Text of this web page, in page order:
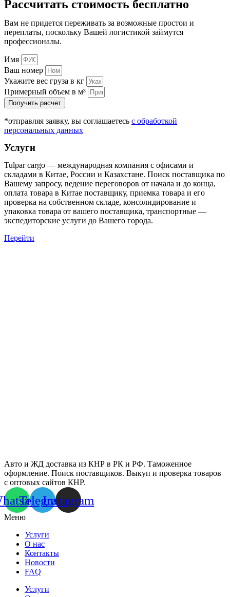
Рассчитать стоимость бесплатно
Вам не придется переживать за возможные простои и
переплаты, поскольку Вашей логистикой займутся
профессионалы.
Имя
Ваш номер
Укажите вес груза в кг
Примерный объем в м³
Получить расчет
*отправляя заявку, вы соглашаетесь с обработкой
персональных данных
Услуги
Tulpar cargo — международная компания с офисами и
складами в Китае, России и Казахстане. Поиск поставщика по
Вашему запросу, ведение переговоров от начала и до конца,
оплата товара в Китае поставщику, приемка товара и его
проверка на собственном складе, консолидирование и
упаковка товара от вашего поставщика, транспортные —
экспедиторские услуги до Вашего города.
Перейти
Авто и ЖД доставка из КНР в РК и РФ. Таможенное
оформление. Поиск поставщиков. Выкуп и проверка товаров
с оптовых сайтов КНР.
TelegramInstagram
Меню
Услуги
О нас
Контакты
Новости
FAQ
Услуги